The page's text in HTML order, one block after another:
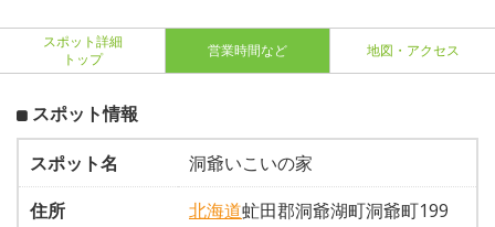
スポット詳細
トップ
営業時間など 地図・アクセス
スポット情報
スポット名
洞爺いこいの家
住所
北海道虻田郡洞爺湖町洞爺町199